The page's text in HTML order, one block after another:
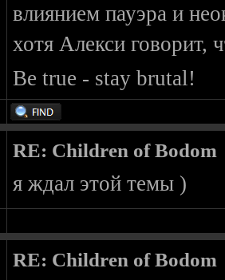
влиянием пауэра и
хотя Алекси говорит,
Be true - stay brutal!
RE: Children of Bodom
я ждал этой темы )
RE: Children of Bodom